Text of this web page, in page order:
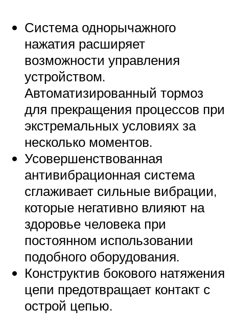
Система однорычажного
нажатия расширяет
возможности управления
устройством.
Автоматизированный тормоз
для прекращения процессов при
экстремальных условиях за
несколько моментов.
Усовершенствованная
антивибрационная система
сглаживает сильные вибрации,
которые негативно влияют на
здоровье человека при
постоянном использовании
подобного оборудования.
Конструктив бокового натяжения
цепи предотвращает контакт с
острой цепью.